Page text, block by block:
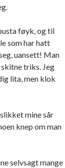
føyk, og til
som har hatt
uansett! Man
triks. Jeg
lita, men klok
mine sår
knep om man
selvsagt mange